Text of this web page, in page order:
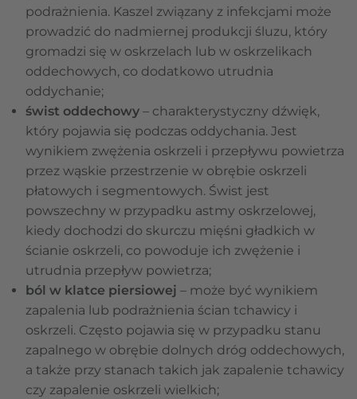
podrażnienia. Kaszel związany z infekcjami może
prowadzić do nadmiernej produkcji śluzu, który
gromadzi się w oskrzelach lub w oskrzelikach
oddechowych, co dodatkowo utrudnia
oddychanie;
świst oddechowy – charakterystyczny dźwięk,
który pojawia się podczas oddychania. Jest
wynikiem zwężenia oskrzeli i przepływu powietrza
przez wąskie przestrzenie w obrębie oskrzeli
płatowych i segmentowych. Świst jest
powszechny w przypadku astmy oskrzelowej,
kiedy dochodzi do skurczu mięśni gładkich w
ścianie oskrzeli, co powoduje ich zwężenie i
utrudnia przepływ powietrza;
ból w klatce piersiowej – może być wynikiem
zapalenia lub podrażnienia ścian tchawicy i
oskrzeli. Często pojawia się w przypadku stanu
zapalnego w obrębie dolnych dróg oddechowych,
a także przy stanach takich jak zapalenie tchawicy
czy zapalenie oskrzeli wielkich;